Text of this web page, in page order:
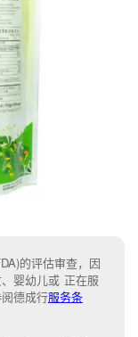
的评估审查，因
婴幼儿或 正在服
德成行服务条